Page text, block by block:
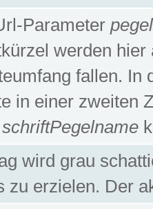
Parameter
werden
fallen. In
in einer zweiten
schriftPegelname
wird grau
zu erzielen. Der